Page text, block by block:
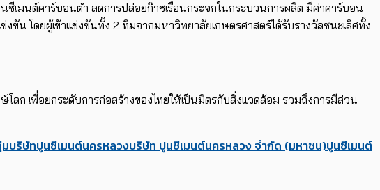
เมนต์คาร์บอนต่ำ ลดการปล่อยก๊าซเรือนกระจกในกระบวนการผลิต มีค่าคาร์บอน
โดยผู้เข้าแข่งขันทั้ง 2 ทีมจากมหาวิทยาลัยเกษตรศาสตร์ได้รับรางวัลชนะเลิศทั้ง
ลก เพื่อยกระดับการก่อสร้างของไทยให้เป็นมิตรกับสิ่งแวดล้อม รวมถึงการมีส่วน
บริษัทปูนซีเมนต์นครหลวงบริษัท ปูนซีเมนต์นครหลวง จำกัด (มหาชน)ปูนซีเมนต์